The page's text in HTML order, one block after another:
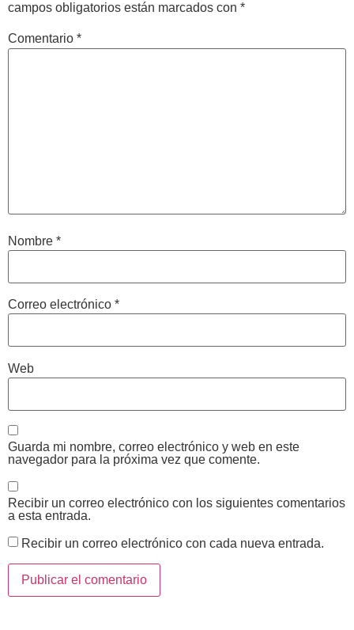
campos obligatorios están marcados con *
Comentario *
Nombre *
Correo electrónico *
Web
Guarda mi nombre, correo electrónico y web en este
navegador para la próxima vez que comente.
Recibir un correo electrónico con los siguientes comentarios
a esta entrada.
Recibir un correo electrónico con cada nueva entrada.